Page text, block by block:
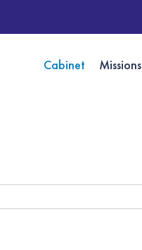
Cabinet Missions